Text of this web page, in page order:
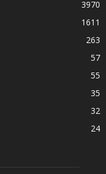
3970
1611
263
57
55
35
32
24